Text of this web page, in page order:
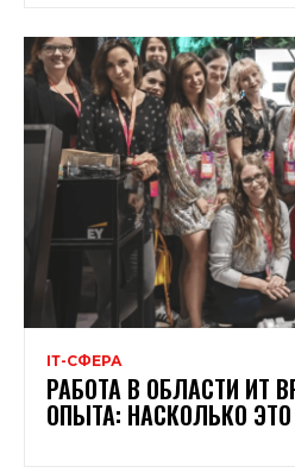
ІТ-СФЕРА
РАБОТА В ОБЛАСТИ ИТ
ОПЫТА: НАСКОЛЬКО